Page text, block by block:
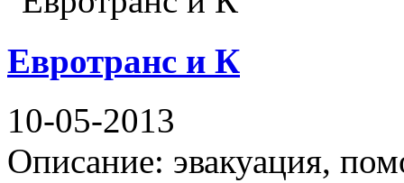
Евротранс и К
10-05-2013
Описание: эвакуация,